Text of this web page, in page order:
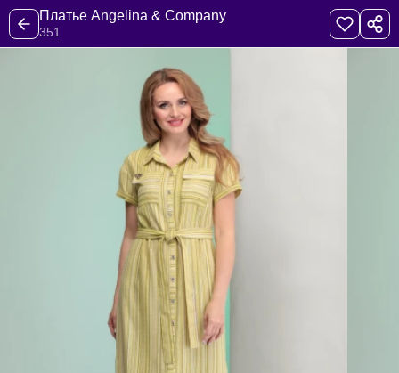
Платье Angelina & Company
351